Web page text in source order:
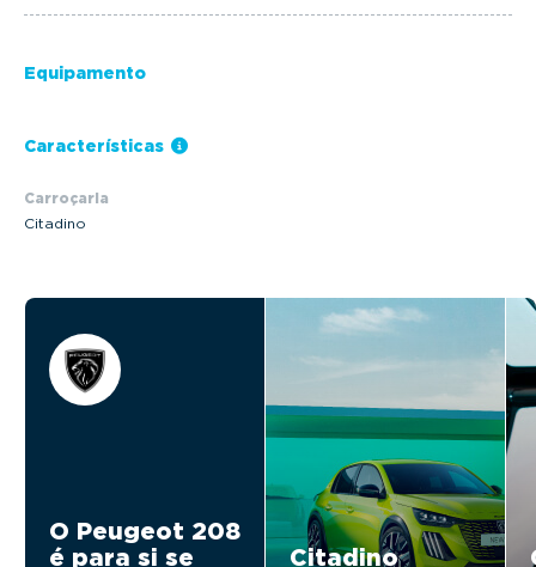
Equipamento
Características
Carroçaria
Citadino
O Peugeot 208
é para si se
Citadino